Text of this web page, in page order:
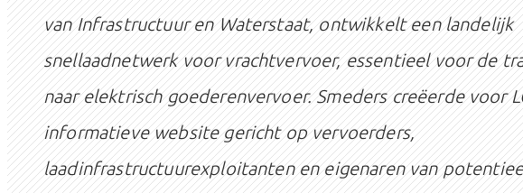
van Infrastructuur en Waterstaat, ontwikkelt een landelijk
snellaadnetwerk voor vrachtvervoer, essentieel voor de
naar elektrisch goederenvervoer. Smeders creëerde voor
informatieve website gericht op vervoerders,
laadinfrastructuurexploitanten en eigenaren van